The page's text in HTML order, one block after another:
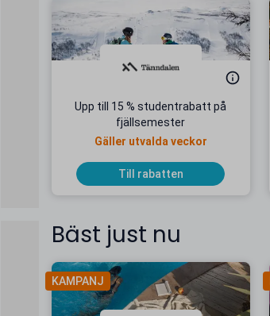
Upp till 15 % studentrabatt på
fjällsemester
Gäller utvalda veckor
Till rabatten
Bäst just nu
KAMPANJ